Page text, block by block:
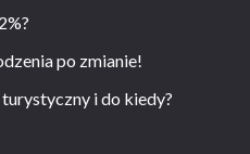
po zmianie!
i do kiedy?